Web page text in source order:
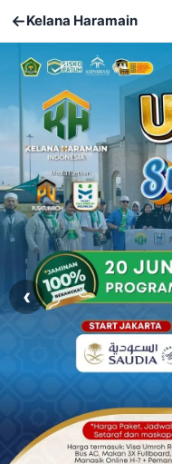
Kelana Haramain